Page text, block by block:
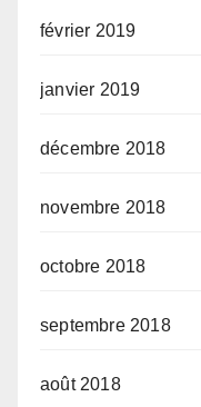
février 2019
janvier 2019
décembre 2018
novembre 2018
octobre 2018
septembre 2018
août 2018